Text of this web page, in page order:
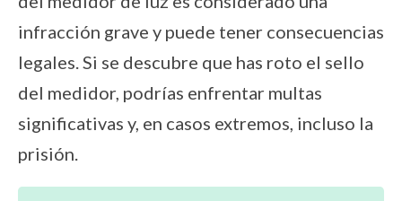
infracción grave y puede tener consecuencias
legales. Si se descubre que has roto el sello
del medidor, podrías enfrentar multas
significativas y, en casos extremos, incluso la
prisión.